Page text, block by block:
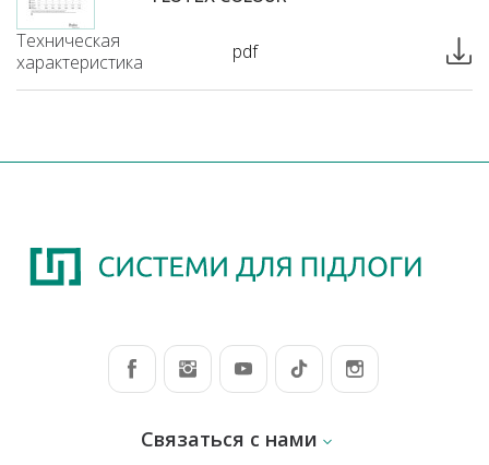
Техническая
характеристика
pdf
Связаться с нами